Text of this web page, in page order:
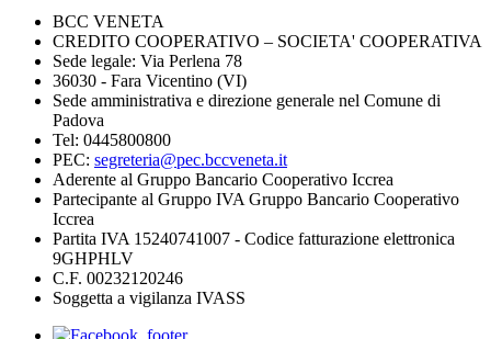
BCC VENETA
CREDITO COOPERATIVO – SOCIETA' COOPERATIVA
Sede legale: Via Perlena 78
36030 - Fara Vicentino (VI)
Sede amministrativa e direzione generale nel Comune di
Padova
Tel: 0445800800
PEC: segreteria@pec.bccveneta.it
Aderente al Gruppo Bancario Cooperativo Iccrea
Partecipante al Gruppo IVA Gruppo Bancario Cooperativo
Iccrea
Partita IVA 15240741007 - Codice fatturazione elettronica
9GHPHLV
C.F. 00232120246
Soggetta a vigilanza IVASS